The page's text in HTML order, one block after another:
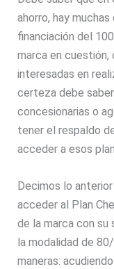
ahorro, hay
financiación del
marca en cuestión,
interesadas en
certeza debe
concesionarias o
tener el respaldo
acceder a esos
Decimos lo
acceder al Plan
de la marca con su
la modalidad de
maneras: